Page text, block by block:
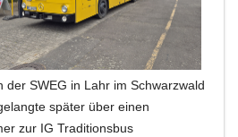
der SWEG in Lahr im Schwarzwald
später über einen
zur IG Traditionsbus